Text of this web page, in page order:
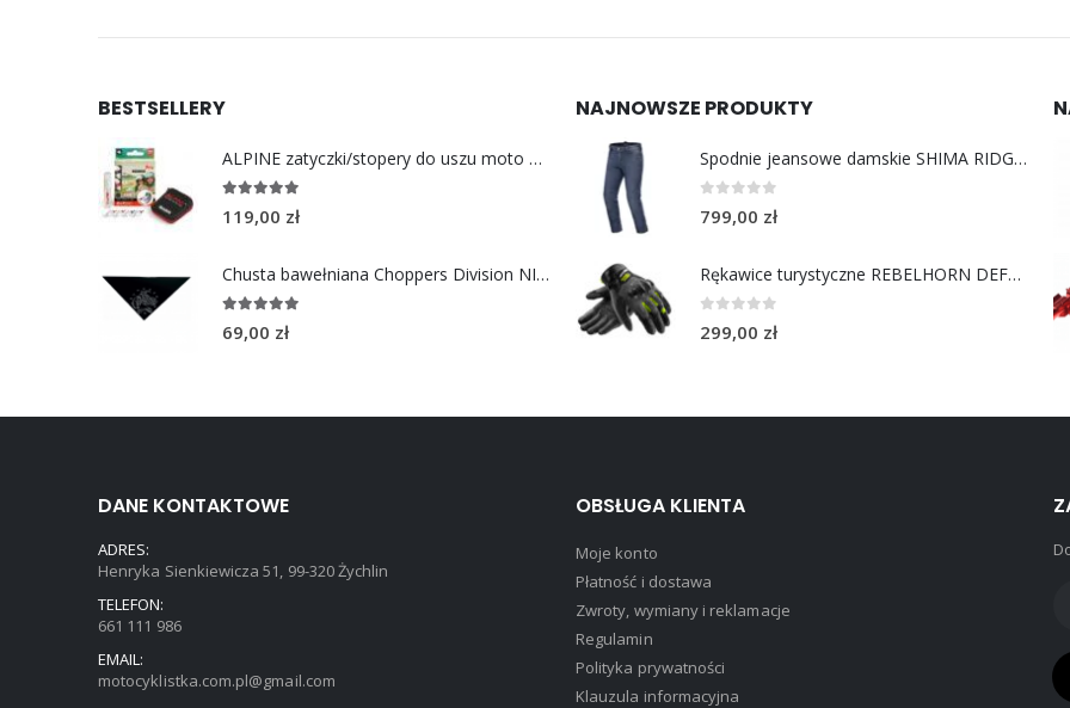
BESTSELLERY
ALPINE zatyczki/stopery do uszu moto MotoSafe Pro
out of 5
119,00 zł
Chusta bawełniana Choppers Division NIE JEDZIESZ NIE ŻYJESZ
out of 5
69,00 zł
NAJNOWSZE PRODUKTY
Spodnie jeansowe damskie SHIMA RIDGE LADY blue
out of 5
799,00 zł
Rękawice turystyczne REBELHORN DEFENDER black yellow fluo
out of 5
299,00 zł
DANE KONTAKTOWE
ADRES:
Henryka Sienkiewicza 51, 99-320 Żychlin
TELEFON:
661 111 986
EMAIL:
motocyklistka.com.pl@gmail.com
OBSŁUGA KLIENTA
Moje konto
Płatność i dostawa
Zwroty, wymiany i reklamacje
Regulamin
Polityka prywatności
Klauzula informacyjna